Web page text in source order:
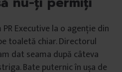
Executive la o agenție din
toaletă chiar. Directorul
dat seama după câteva
Bate puternic în ușa de